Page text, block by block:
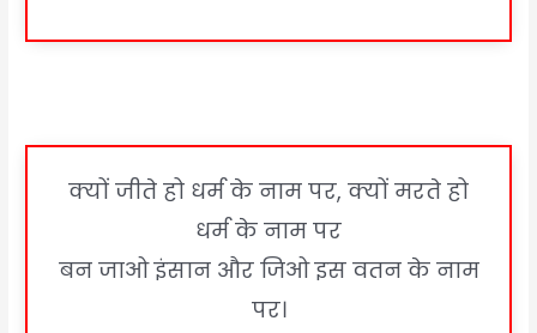
क्यों जीते हो धर्म के नाम पर, क्यों मरते हो
धर्म के नाम पर
बन जाओ इंसान और जिओ इस वतन के नाम
पर।